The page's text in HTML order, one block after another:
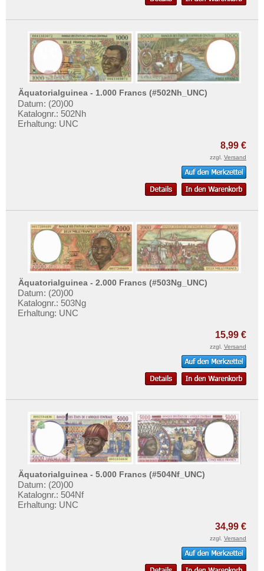
Äquatorialguinea - 1.000 Francs (#502Nh_UNC)
Datum: (20)00
Katalognr.: 502Nh
Erhaltung: UNC
8,99 €
zzgl. Versand
Äquatorialguinea - 2.000 Francs (#503Ng_UNC)
Datum: (20)00
Katalognr.: 503Ng
Erhaltung: UNC
15,99 €
zzgl. Versand
Äquatorialguinea - 5.000 Francs (#504Nf_UNC)
Datum: (20)00
Katalognr.: 504Nf
Erhaltung: UNC
34,99 €
zzgl. Versand